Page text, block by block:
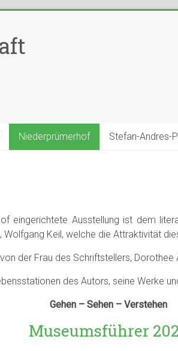
Niederprümerhof Stefan-Andres-
eingerichtete Ausstellung ist dem
Keil, welche die Attraktivität
der Frau des Schriftstellers,
des Autors, seine Werke
Gehen – Sehen – Verstehen
Museumsführer